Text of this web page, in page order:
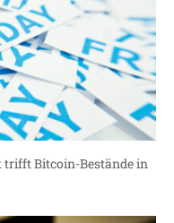
Bitcoin-Bestände in